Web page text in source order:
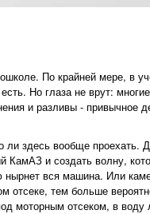
По крайней мере, в
Но глаза не врут:
и разливы - привычное
здесь вообще проехать.
и создать волну,
вся машина. Или
отсеке, тем больше
моторным отсеком, в